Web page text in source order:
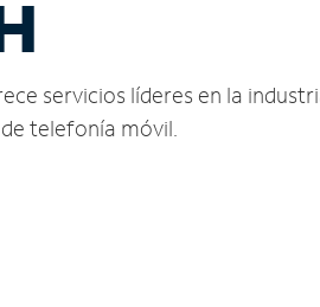
servicios líderes en la
telefonía móvil.